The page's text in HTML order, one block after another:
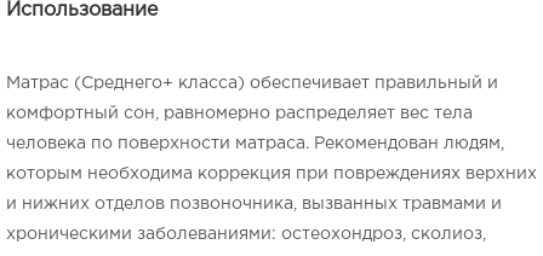
Использование
Матрас (Среднего+ класса) обеспечивает правильный и
комфортный сон, равномерно распределяет вес тела
человека по поверхности матраса. Рекомендован людям,
которым необходима коррекция при повреждениях верхних
и нижних отделов позвоночника, вызванных травмами и
хроническими заболеваниями: остеохондроз, сколиоз,